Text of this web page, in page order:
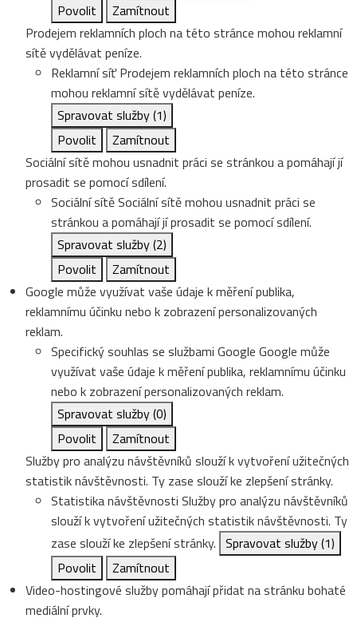
Povolit
Zamítnout
Prodejem reklamních ploch na této stránce mohou reklamní
sítě vydělávat peníze.
Reklamní síť Prodejem reklamních ploch na této stránce
mohou reklamní sítě vydělávat peníze.
Spravovat služby(1)
Povolit
Zamítnout
Sociální sítě mohou usnadnit práci se stránkou a pomáhají jí
prosadit se pomocí sdílení.
Sociální sítěSociální sítě mohou usnadnit práci se
stránkou a pomáhají jí prosadit se pomocí sdílení.
Spravovat služby(2)
Povolit
Zamítnout
Google může využívat vaše údaje k měření publika,
reklamnímu účinku nebo k zobrazení personalizovaných
reklam.
Specifický souhlas se službami Google Google může
využívat vaše údaje k měření publika, reklamnímu účinku
nebo k zobrazení personalizovaných reklam.
Spravovat služby(0)
Povolit
Zamítnout
Služby pro analýzu návštěvníků slouží k vytvoření užitečných
statistik návštěvnosti. Ty zase slouží ke zlepšení stránky.
Statistika návštěvnosti Služby pro analýzu návštěvníků
slouží k vytvoření užitečných statistik návštěvnosti. Ty
zase slouží ke zlepšení stránky. Spravovat služby(1)
Povolit
Zamítnout
Video-hostingové služby pomáhají přidat na stránku bohaté
mediální prvky.